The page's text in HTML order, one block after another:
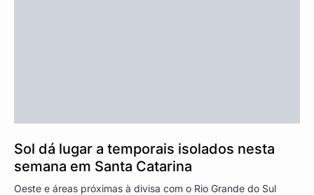
Sol dá lugar a temporais isolados nesta
semana em Santa Catarina
Oeste e áreas próximas à divisa com o Rio Grande do Sul